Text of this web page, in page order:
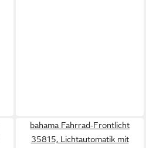
bahama Fahrrad-Frontlicht
35815, Lichtautomatik mit